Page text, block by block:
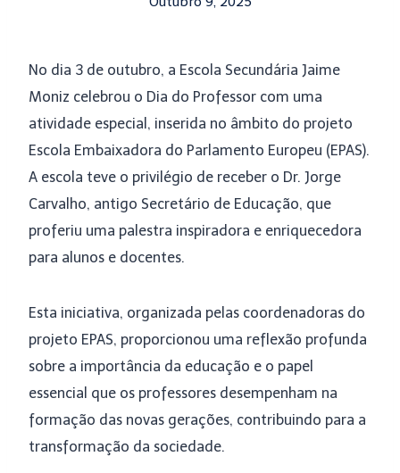
No dia 3 de outubro, a Escola Secundária Jaime
Moniz celebrou o Dia do Professor com uma
atividade especial, inserida no âmbito do projeto
Escola Embaixadora do Parlamento Europeu (EPAS).
A escola teve o privilégio de receber o Dr. Jorge
Carvalho, antigo Secretário de Educação, que
proferiu uma palestra inspiradora e enriquecedora
para alunos e docentes.
Esta iniciativa, organizada pelas coordenadoras do
projeto EPAS, proporcionou uma reflexão profunda
sobre a importância da educação e o papel
essencial que os professores desempenham na
formação das novas gerações, contribuindo para a
transformação da sociedade.